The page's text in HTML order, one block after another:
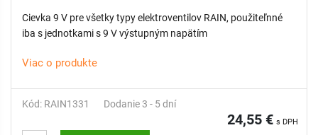
Cievka 9 V pre všetky typy elektroventilov RAIN, použiteľnné
iba s jednotkami s 9 V výstupným napätím
Viac o produkte
Kód: RAIN1331 Dodanie 3 - 5 dní
24,55 € s DPH